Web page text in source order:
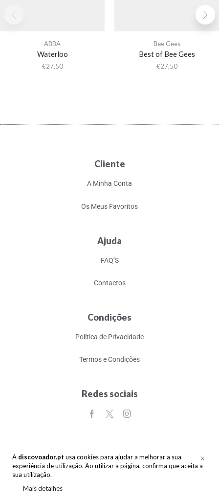
ABBA
Waterloo
€27,50
Bee Gees
Best of Bee Gees
€27,50
A discovoador.pt usa cookies para ajudar a melhorar a sua
experiência de utilização. Ao utilizar a página, confirma que aceita a
sua utilização.
Mais detalhes
Cliente
A Minha Conta
Os Meus Favoritos
Ajuda
FAQ’S
Contactos
Condições
Política de Privacidade
Termos e Condições
Redes sociais
Copyright © 2017-2026 discovoador. Todos os direitos reservados.